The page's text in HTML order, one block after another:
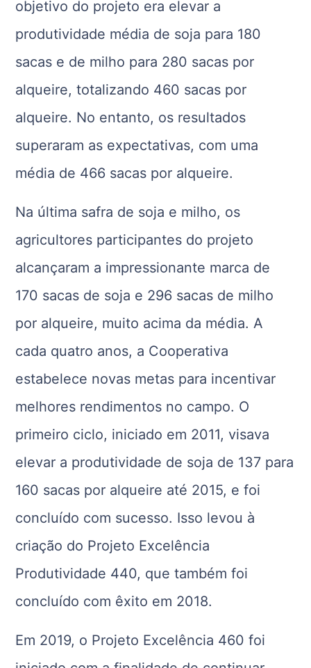
objetivo do projeto era elevar a
produtividade média de soja para 180
sacas e de milho para 280 sacas por
alqueire, totalizando 460 sacas por
alqueire. No entanto, os resultados
superaram as expectativas, com uma
média de 466 sacas por alqueire.
Na última safra de soja e milho, os
agricultores participantes do projeto
alcançaram a impressionante marca de
170 sacas de soja e 296 sacas de milho
por alqueire, muito acima da média. A
cada quatro anos, a Cooperativa
estabelece novas metas para incentivar
melhores rendimentos no campo. O
primeiro ciclo, iniciado em 2011, visava
elevar a produtividade de soja de 137 para
160 sacas por alqueire até 2015, e foi
concluído com sucesso. Isso levou à
criação do Projeto Excelência
Produtividade 440, que também foi
concluído com êxito em 2018.
Em 2019, o Projeto Excelência 460 foi